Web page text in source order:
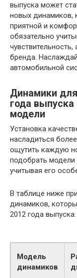
выпуска может
новых динамиков,
приятной и
обязательно
бренда.
автомобильной
Динамики
года
модели
Установка
насладиться
ощутить каждую
подобрать
учитывая его
В таблице ниже
динамиков,
2012 года выпуска:
Модель
динамиков